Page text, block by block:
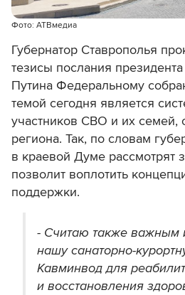
Фото: АТВмедиа
Губернатор Ставрополья
тезисы послания
Путина Федеральному
темой сегодня является
участников СВО и их семей,
региона. Так, по словам
в краевой Думе рассмотрят
позволит воплотить
поддержки.
- Считаю также важным
нашу санаторно-
Кавминвод для
и восстановления